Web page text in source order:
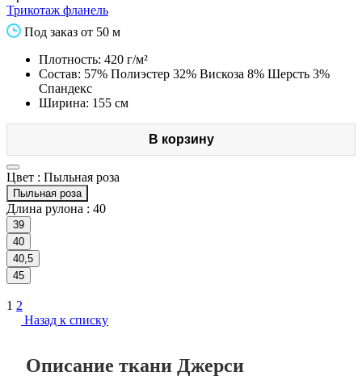
Трикотаж фланель
Под заказ от 50 м
Плотность: 420 г/м²
Состав: 57% Полиэстер 32% Вискоза 8% Шерсть 3%
Спандекс
Ширина: 155 см
В корзину
Цвет : Пыльная роза
Пыльная роза
Длина рулона : 40
39
40
40,5
45
1 2
Назад к списку
Описание ткани Джерси